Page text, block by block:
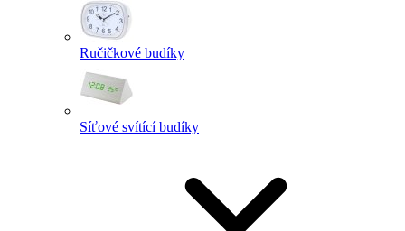
Ručičkové budíky
Síťové svítící budíky